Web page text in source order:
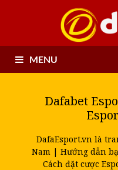
MENU
Dafabet
DafaEsport.vn là
Nam | Hướng dẫn
Cách đặt cược